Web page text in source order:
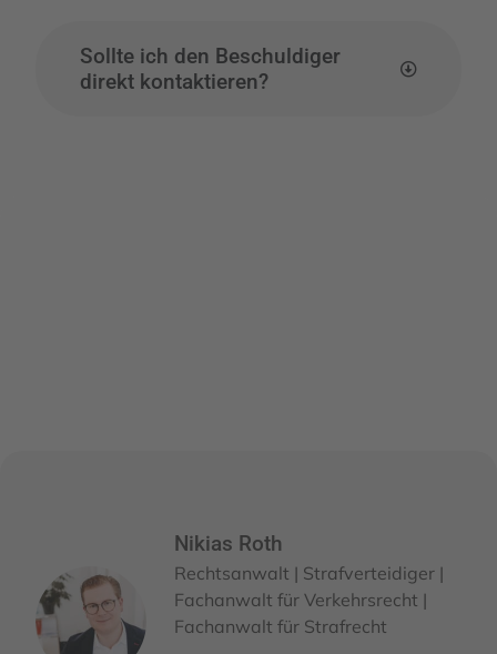
Sollte ich den Beschuldiger
direkt kontaktieren?
Nikias Roth
Rechtsanwalt | Strafverteidiger |
Fachanwalt für Verkehrsrecht |
Fachanwalt für Strafrecht